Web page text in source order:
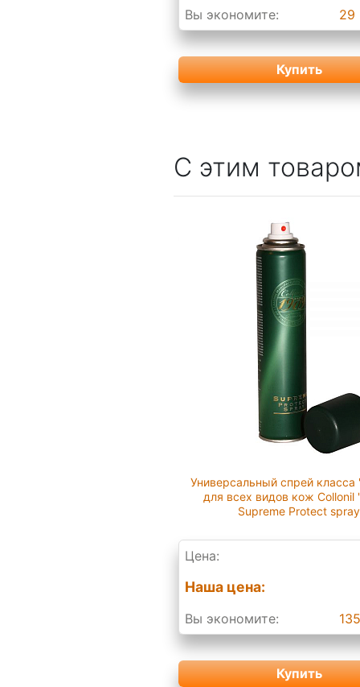
Вы экономите: 29
Купить
С этим
Универсальный спрей класса
для всех видов кож Collonil
Supreme Protect spray
Цена:
Наша цена:
Вы экономите:
Купить